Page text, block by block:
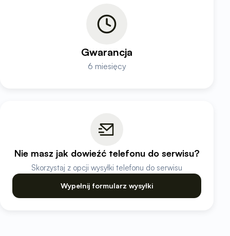
Gwarancja
6 miesięcy
Nie masz jak dowieźć telefonu do serwisu?
Skorzystaj z opcji wysyłki telefonu do serwisu
Wypełnij formularz wysyłki